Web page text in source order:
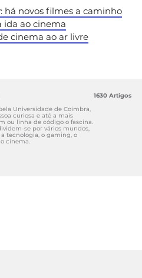
há novos filmes a caminho
ida ao cinema
cinema ao ar livre
Universidade de Coimbra,
curiosa e até a mais
ou linha de código o fascina.
se por vários mundos,
tecnologia, o gaming, o
cinema.
1630 Artigos